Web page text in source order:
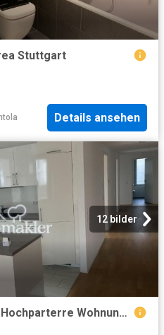
Stuttgart
Details ansehen
12 bilder
Killesbergpark 4 Zimmer Hochparterre Wohnung mit EBK und gr. Terrasse